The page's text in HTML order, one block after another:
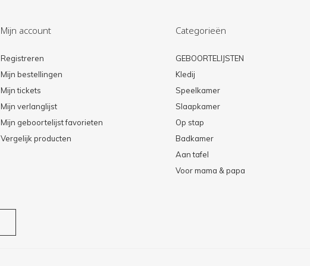
Mijn account
Registreren
Mijn bestellingen
Mijn tickets
Mijn verlanglijst
Mijn geboortelijst favorieten
Vergelijk producten
Categorieën
GEBOORTELIJSTEN
Kledij
Speelkamer
Slaapkamer
Op stap
Badkamer
Aan tafel
Voor mama & papa